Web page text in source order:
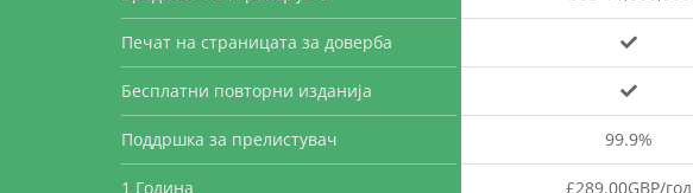
Печат на страницата за доверба
Бесплатни повторни изданија
Поддршка за прелистувач
1 Година
99.9%
£289.00GBP/год